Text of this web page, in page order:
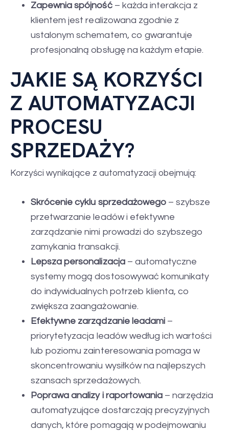
Zapewnia spójność– każda interakcja z
klientem jest realizowana zgodnie z
ustalonym schematem, co gwarantuje
profesjonalną obsługę na każdym etapie.
JAKIE SĄ KORZYŚCI
Z AUTOMATYZACJI
PROCESU
SPRZEDAŻY?
Korzyści wynikające z automatyzacji obejmują:
Skrócenie cyklu sprzedażowego– szybsze
przetwarzanie leadów i efektywne
zarządzanie nimi prowadzi do szybszego
zamykania transakcji.
Lepsza personalizacja– automatyczne
systemy mogą dostosowywać komunikaty
do indywidualnych potrzeb klienta, co
zwiększa zaangażowanie.
Efektywne zarządzanie leadami–
priorytetyzacja leadów według ich wartości
lub poziomu zainteresowania pomaga w
skoncentrowaniu wysiłków na najlepszych
szansach sprzedażowych.
Poprawa analizy i raportowania– narzędzia
automatyzujące dostarczają precyzyjnych
danych, które pomagają w podejmowaniu